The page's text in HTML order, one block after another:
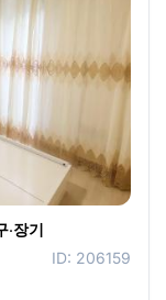
장기
ID: 206159